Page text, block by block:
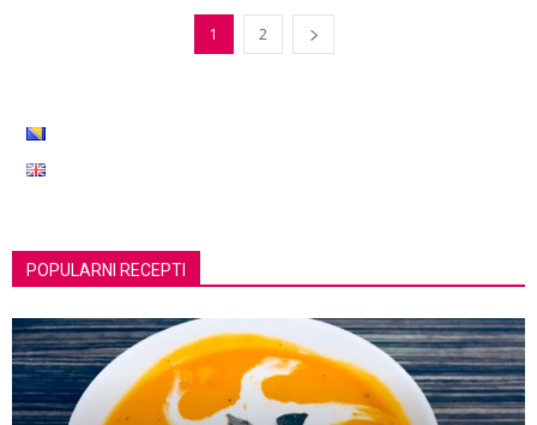
1 2
POPULARNI RECEPTI